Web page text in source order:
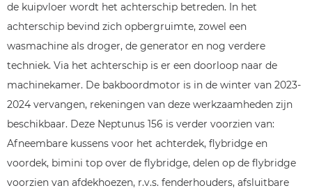
de kuipvloer wordt het achterschip betreden. In het
achterschip bevind zich opbergruimte, zowel een
wasmachine als droger, de generator en nog verdere
techniek. Via het achterschip is er een doorloop naar de
machinekamer. De bakboordmotor is in de winter van 2023-
2024 vervangen, rekeningen van deze werkzaamheden zijn
beschikbaar. Deze Neptunus 156 is verder voorzien van:
Afneembare kussens voor het achterdek, flybridge en
voordek, bimini top over de flybridge, delen op de flybridge
voorzien van afdekhoezen, r.v.s. fenderhouders, afsluitbare